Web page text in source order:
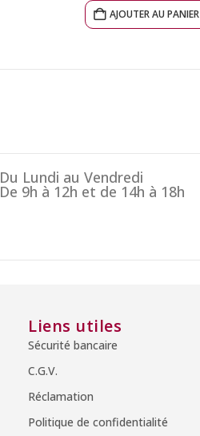
AJOUTER AU PANIER
Du Lundi au Vendredi
De 9h à 12h et de 14h à 18h
Liens utiles
Sécurité bancaire
C.G.V.
Réclamation
Politique de confidentialité